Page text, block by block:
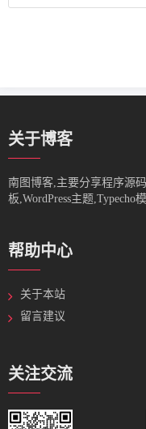
关于博客
南图博客,主要分享程序源
板,WordPress主题
帮助中心
关于本站
留言建议
关注交流